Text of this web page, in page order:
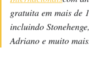
gratuita em mais de
incluindo
Adriano e muito